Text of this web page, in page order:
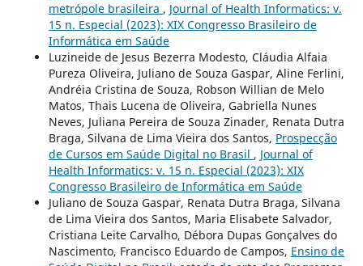
metrópole brasileira , Journal of Health Informatics: v.
15 n. Especial (2023): XIX Congresso Brasileiro de
Informática em Saúde
Luzineide de Jesus Bezerra Modesto, Cláudia Alfaia
Pureza Oliveira, Juliano de Souza Gaspar, Aline Ferlini,
Andréia Cristina de Souza, Robson Willian de Melo
Matos, Thais Lucena de Oliveira, Gabriella Nunes
Neves, Juliana Pereira de Souza Zinader, Renata Dutra
Braga, Silvana de Lima Vieira dos Santos, Prospecção
de Cursos em Saúde Digital no Brasil , Journal of
Health Informatics: v. 15 n. Especial (2023): XIX
Congresso Brasileiro de Informática em Saúde
Juliano de Souza Gaspar, Renata Dutra Braga, Silvana
de Lima Vieira dos Santos, Maria Elisabete Salvador,
Cristiana Leite Carvalho, Débora Dupas Gonçalves do
Nascimento, Francisco Eduardo de Campos, Ensino de